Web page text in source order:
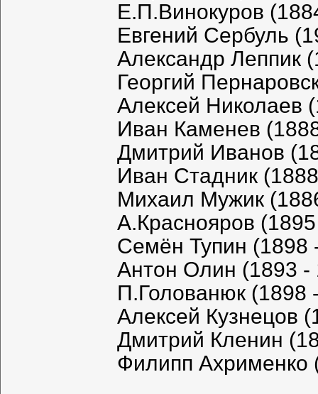
Е.П.Винокуров
Евгений Сербуль
Александр Леппик
Георгий
Алексей Николаев
Иван Каменев
Дмитрий Иванов
Иван Стадник
Михаил Мужик
A.Краснояров
Семён Тупин (1898
Антон Олин (1893 -
П.Голованюк
Алексей Кузнецов
Дмитрий Кленин
Филипп Ахрименко